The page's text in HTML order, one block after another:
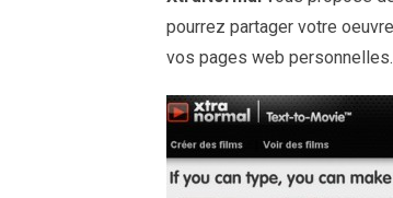
pourrez partager votre
vos pages web personnelles.